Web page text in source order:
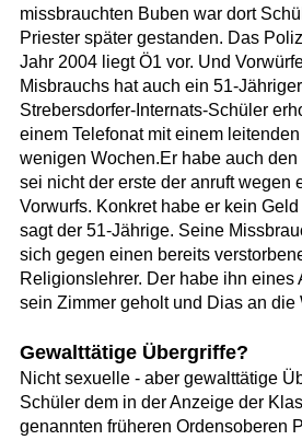
missbrauchten Buben war dort
Priester später gestanden. Das
Jahr 2004 liegt Ö1 vor. Und
Misbrauchs hat auch ein 51-
Strebersdorfer-Internats-Schüler
einem Telefonat mit einem
wenigen Wochen.Er habe auch
sei nicht der erste der anruft wegen
Vorwurfs. Konkret habe er kein
sagt der 51-Jährige. Seine
sich gegen einen bereits
Religionslehrer. Der habe ihn eines
sein Zimmer geholt und Dias an die
Gewalttätige Übergriffe?
Nicht sexuelle - aber gewalttätige
Schüler dem in der Anzeige der
genannten früheren Ordensoberen